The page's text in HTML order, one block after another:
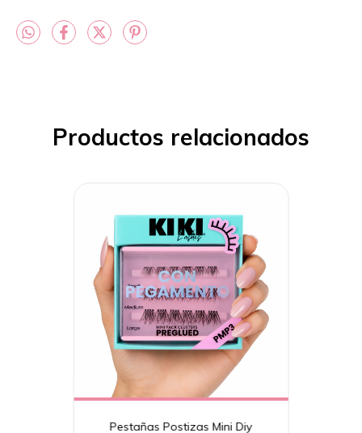
Productos relacionados
Pestañas Postizas Mini Diy